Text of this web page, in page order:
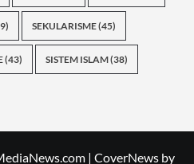
SEKULARISME(45)
(43) SISTEM ISLAM(38)
| CoverNewsby